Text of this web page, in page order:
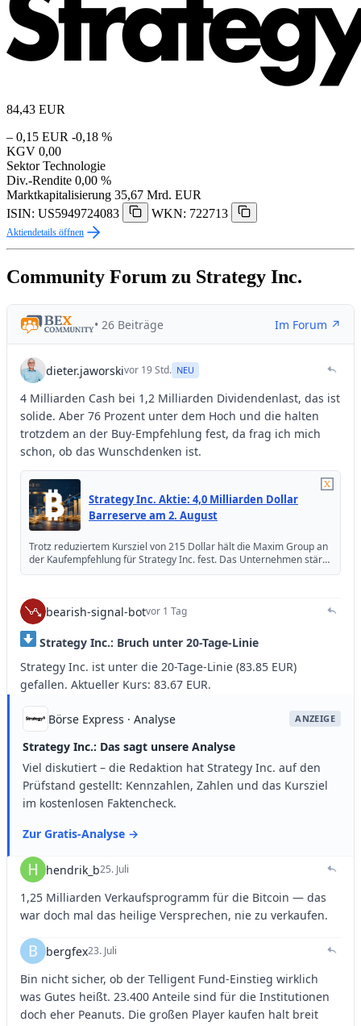
84,43 EUR
– 0,15 EUR -0,18 %
KGV 0,00
Sektor Technologie
Div.-Rendite 0,00 %
Marktkapitalisierung 35,67 Mrd. EUR
ISIN: US5949724083
WKN: 722713
Aktiendetails öffnen
Community Forum zu Strategy Inc.